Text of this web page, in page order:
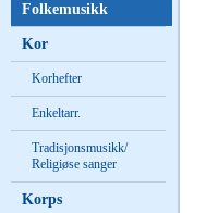
Folkemusikk
Kor
Korhefter
Enkeltarr.
Tradisjonsmusikk/
Religiøse sanger
Korps